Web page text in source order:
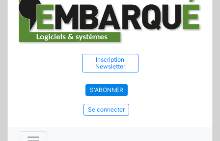
Inscription
Newsletter
S'ABONNER
Se connecter